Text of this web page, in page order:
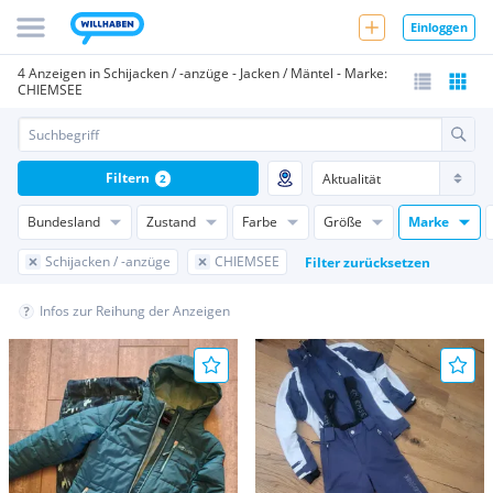
Einloggen
4 Anzeigen in Schijacken / -anzüge - Jacken / Mäntel - Marke:
CHIEMSEE
Bundesland Zustand Farbe Größe Marke
Schijacken / -anzüge CHIEMSEE Filter zurücksetzen
Filtern 2
Infos zur Reihung der Anzeigen